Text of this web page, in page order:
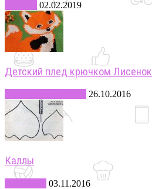
02.02.2019
Детский плед крючком Лисенок
26.10.2016
Каллы
03.11.2016